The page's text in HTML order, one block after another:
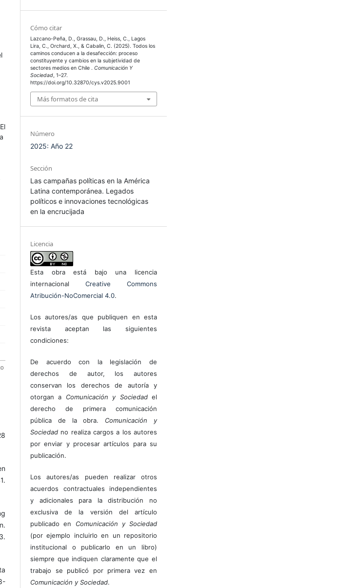
Cómo citar
Lazcano-Peña, D., Grassau, D., Heiss, C., Lagos
Lira, C., Orchard, X., & Cabalin, C. (2025). Todos los
caminos conducen a la desafección: proceso
constituyente y cambios en la subjetividad de
sectores medios en Chile .Comunicación Y
Sociedad, 1–27.
https://doi.org/10.32870/cys.v2025.9001
Más formatos de cita
Número
2025: Año 22
Sección
Las campañas políticas en la América
Latina contemporánea. Legados
políticos e innovaciones tecnológicas
en la encrucijada
Licencia
Esta obra está bajo una licencia
internacional Creative Commons
Atribución-NoComercial 4.0.
Los autores/as que publiquen en esta
revista aceptan las siguientes
condiciones:
De acuerdo con la legislación de
derechos de autor, los autores
conservan los derechos de autoría y
otorgan a Comunicación y Sociedadel
derecho de primera comunicación
pública de la obra. Comunicación y
Sociedad no realiza cargos a los autores
por enviar y procesar artículos para su
publicación.
Los autores/as pueden realizar otros
acuerdos contractuales independientes
y adicionales para la distribución no
exclusiva de la versión del artículo
publicado en Comunicación y Sociedad
(por ejemplo incluirlo en un repositorio
institucional o publicarlo en un libro)
siempre que indiquen claramente que el
trabajo se publicó por primera vez en
Comunicación y Sociedad.